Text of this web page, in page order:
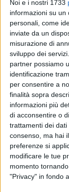
Noi e i nostri 1733
informazioni su un
personali, come
inviate da un
misurazione di
sviluppo dei servizi.
partner possiamo
identificazione
per consentire a
finalità sopra
informazioni più
di acconsentire o
trattamenti dei
consenso, ma hai
preferenze si
modificare le tue
momento
"Privacy" in fondo
nostalgia,
Che cos'è la
la vita, se non
odori, emozioni,
uguali e sempre
vivaci
riempie lo
con la sua
racconto in
pensieri in libertà.
Rubriche
2
Da